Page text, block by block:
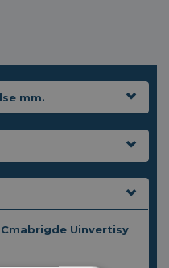
mm.
Uinvertisy